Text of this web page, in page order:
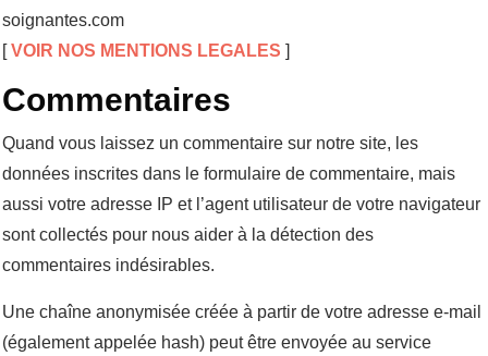
soignantes.com
[VOIR NOS MENTIONS LEGALES ]
Commentaires
Quand vous laissez un commentaire sur notre site, les
données inscrites dans le formulaire de commentaire, mais
aussi votre adresse IP et l’agent utilisateur de votre navigateur
sont collectés pour nous aider à la détection des
commentaires indésirables.
Une chaîne anonymisée créée à partir de votre adresse e-mail
(également appelée hash) peut être envoyée au service